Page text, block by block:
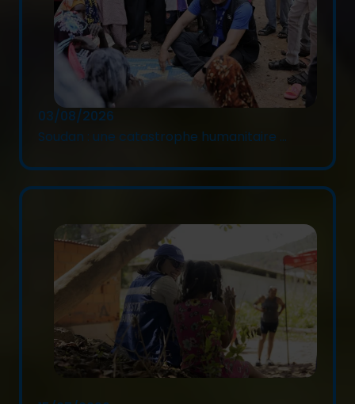
03/08/2026
Soudan : une catastrophe humanitaire ...